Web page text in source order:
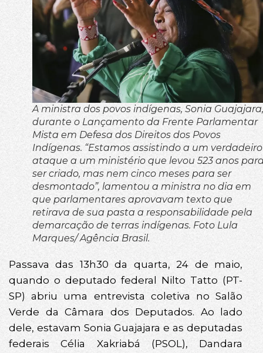
A ministra dos povos indígenas, Sonia Guajajara,
durante o Lançamento da Frente Parlamentar
Mista em Defesa dos Direitos dos Povos
Indígenas. “Estamos assistindo a um verdadeiro
ataque a um ministério que levou 523 anos
ser criado, mas nem cinco meses para ser
desmontado”, lamentou a ministra no dia em
que parlamentares aprovavam texto que
retirava de sua pasta a responsabilidade pela
demarcação de terras indígenas. Foto Lula
Marques/ Agência Brasil.
Passava das 13h30 da quarta, 24 de maio,
quando o deputado federal Nilto Tatto (PT-
SP) abriu uma entrevista coletiva no Salão
Verde da Câmara dos Deputados. Ao lado
dele, estavam Sonia Guajajara e as deputadas
federais Célia Xakriabá (PSOL), Dandara